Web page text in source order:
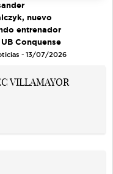
nuevo
entrenador
Conquense
- 13/07/2026